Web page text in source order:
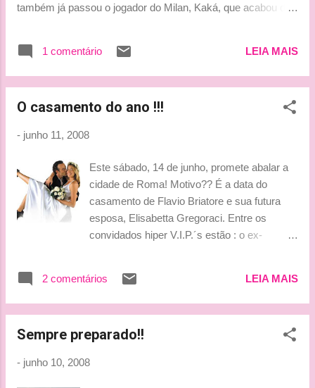
também já passou o jogador do Milan, Kaká, que acabou de
1 comentário LEIA MAIS
O casamento do ano !!!
- junho 11, 2008
Este sábado, 14 de junho, promete abalar a
cidade de Roma! Motivo?? É a data do
casamento de Flavio Briatore e sua futura
esposa, Elisabetta Gregoraci. Entre os
convidados hiper V.I.P.´s estão : o ex-
Silvio Berlusconi. Além, é claro, de Fernando
Alonso e Michael Schumacher. Para
Benetton, proprietário da própria Benetton, e
2 comentários LEIA MAIS
Sempre preparado!!
- junho 10, 2008